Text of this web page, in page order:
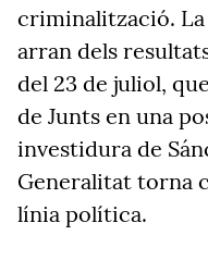
criminalització.
arran dels
del 23 de juliol,
de Junts en una
investidura de
Generalitat torna
línia política.